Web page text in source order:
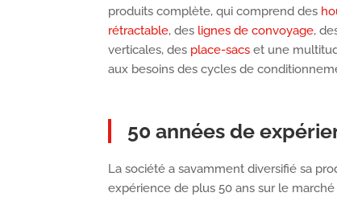
produits complète, qui comprend des
rétractable, des lignes de convoyage,
verticales, des place-sacs et une
aux besoins des cycles de
50 années de
La société a savamment diversifié sa
expérience de plus 50 ans sur le